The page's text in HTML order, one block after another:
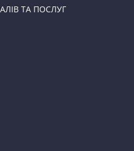
ТА ПОСЛУГ